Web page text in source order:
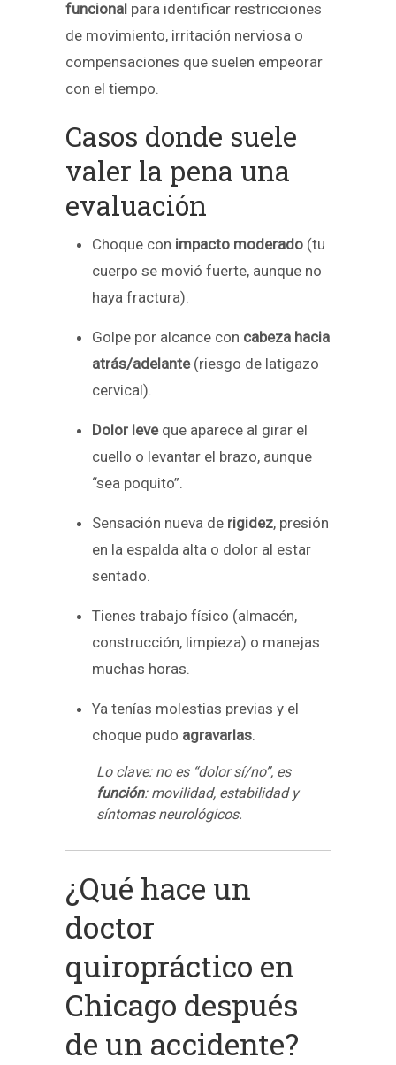
funcional para identificar restricciones
de movimiento, irritación nerviosa o
compensaciones que suelen empeorar
con el tiempo.
Casos donde suele
valer la pena una
evaluación
Choque con impacto moderado (tu
cuerpo se movió fuerte, aunque no
haya fractura).
Golpe por alcance con cabeza hacia
atrás/adelante(riesgo de latigazo
cervical).
Dolor leveque aparece al girar el
cuello o levantar el brazo, aunque
“sea poquito”.
Sensación nueva de rigidez, presión
en la espalda alta o dolor al estar
sentado.
Tienes trabajo físico (almacén,
construcción, limpieza) o manejas
muchas horas.
Ya tenías molestias previas y el
choque pudo agravarlas.
Lo clave: no es “dolor sí/no”, es
función: movilidad, estabilidad y
síntomas neurológicos.
¿Qué hace un
doctor
quiropráctico en
Chicago después
de un accidente?